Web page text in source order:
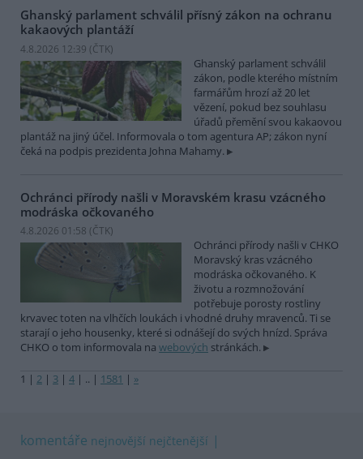
Ghanský parlament schválil přísný zákon na ochranu
kakaových plantáží
4.8.2026 12:39 (ČTK)
Ghanský parlament schválil
zákon, podle kterého místním
farmářům hrozí až 20 let
vězení, pokud bez souhlasu
úřadů přemění svou kakaovou
plantáž na jiný účel. Informovala o tom agentura AP; zákon nyní
čeká na podpis prezidenta Johna Mahamy.
Ochránci přírody našli v Moravském krasu vzácného
modráska očkovaného
4.8.2026 01:58 (ČTK)
Ochránci přírody našli v CHKO
Moravský kras vzácného
modráska očkovaného. K
životu a rozmnožování
potřebuje porosty rostliny
krvavec toten na vlhčích loukách i vhodné druhy mravenců. Ti se
starají o jeho housenky, které si odnášejí do svých hnízd. Správa
CHKO o tom informovala na webových stránkách.
1 | 2 | 3 | 4 | .. | 1581 | »
komentáře nejnovější nejčtenější